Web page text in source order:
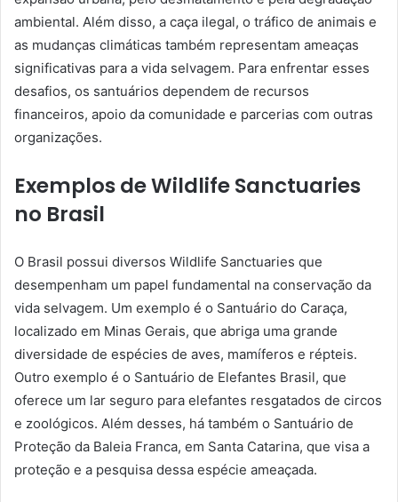
ambiental. Além disso, a caça ilegal, o tráfico de animais e
as mudanças climáticas também representam ameaças
significativas para a vida selvagem. Para enfrentar esses
desafios, os santuários dependem de recursos
financeiros, apoio da comunidade e parcerias com outras
organizações.
Exemplos de Wildlife Sanctuaries
no Brasil
O Brasil possui diversos Wildlife Sanctuaries que
desempenham um papel fundamental na conservação da
vida selvagem. Um exemplo é o Santuário do Caraça,
localizado em Minas Gerais, que abriga uma grande
diversidade de espécies de aves, mamíferos e répteis.
Outro exemplo é o Santuário de Elefantes Brasil, que
oferece um lar seguro para elefantes resgatados de circos
e zoológicos. Além desses, há também o Santuário de
Proteção da Baleia Franca, em Santa Catarina, que visa a
proteção e a pesquisa dessa espécie ameaçada.